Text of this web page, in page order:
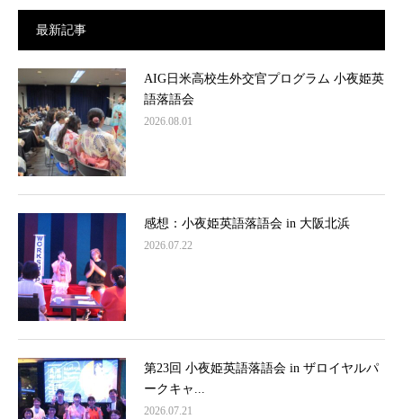
最新記事
AIG日米高校生外交官プログラム 小夜姫英
語落語会
2026.08.01
感想：小夜姫英語落語会 in 大阪北浜
2026.07.22
第23回 小夜姫英語落語会 in ザロイヤルパ
ークキャ...
2026.07.21